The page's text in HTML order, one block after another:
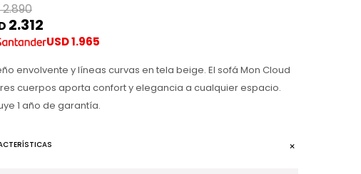
2.890
2.312
USD1.965
envolvente y líneas curvas en tela beige. El sofá Mon Cloud
tres cuerpos aporta confort y elegancia a cualquier espacio.
1 año de garantía.